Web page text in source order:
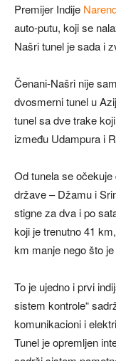
Premijer Indije
auto-putu, koji se
Našri tunel je sada i
Čenani-Našri nije
dvosmerni tunel u
tunel sa dve trake
između Udampura i
Od tunela se
države – Džamu i
stigne za dva i po
koji je trenutno 41
km manje nego što je
To je ujedno i prvi
sistem kontrole“
komunikacioni i
Tunel je opremljen